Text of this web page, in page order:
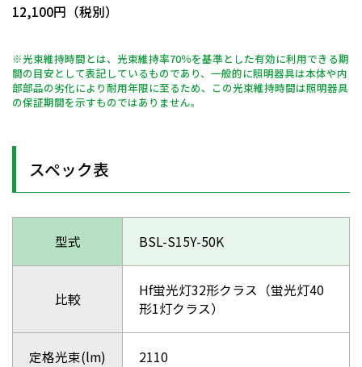
12,100円（税別）
※光束維持時間とは、光束維持率70％を基準とした有効に利用できる期
間の目安として表記しているものであり、一般的に照明器具は本体や内
部部品の劣化により耐用年限に至るため、この光束維持時間は照明器具
の保証期間を示すものではありません。
スペック表
型式 BSL-S15Y-50K
比較
Hf蛍光灯32形クラス（蛍光灯40
形1灯クラス）
定格光束(lm) 2110